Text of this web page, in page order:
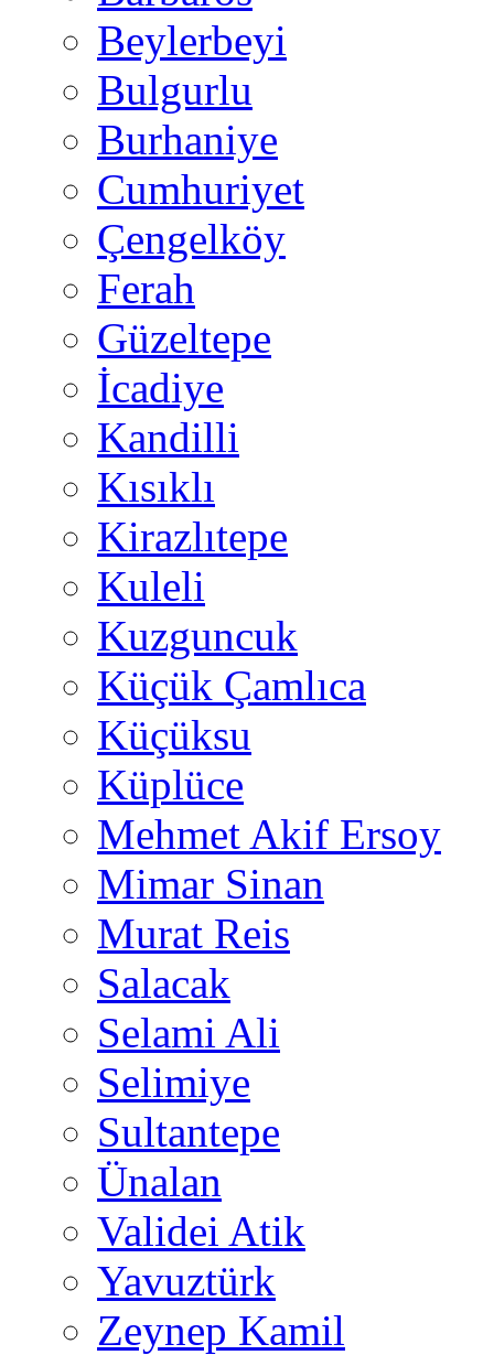
Beylerbeyi
Bulgurlu
Burhaniye
Cumhuriyet
Çengelköy
Ferah
Güzeltepe
İcadiye
Kandilli
Kısıklı
Kirazlıtepe
Kuleli
Kuzguncuk
Küçük Çamlıca
Küçüksu
Küplüce
Mehmet Akif Ersoy
Mimar Sinan
Murat Reis
Salacak
Selami Ali
Selimiye
Sultantepe
Ünalan
Validei Atik
Yavuztürk
Zeynep Kamil